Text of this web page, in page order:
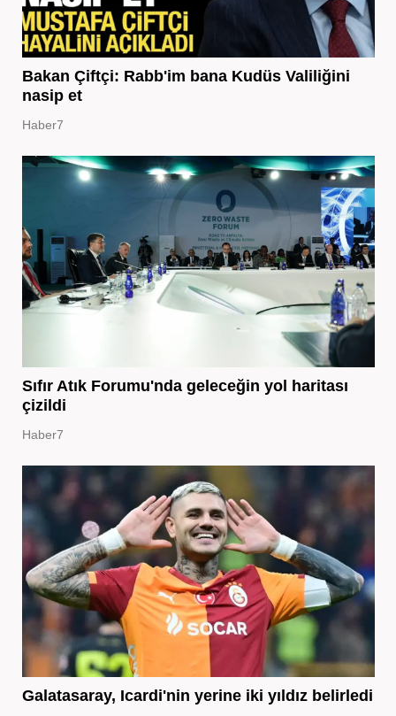
Bakan Çiftçi: Rabb'im bana Kudüs Valiliğini
nasip et
Haber7
Sıfır Atık Forumu'nda geleceğin yol haritası
çizildi
Haber7
Galatasaray, Icardi'nin yerine iki yıldız belirledi